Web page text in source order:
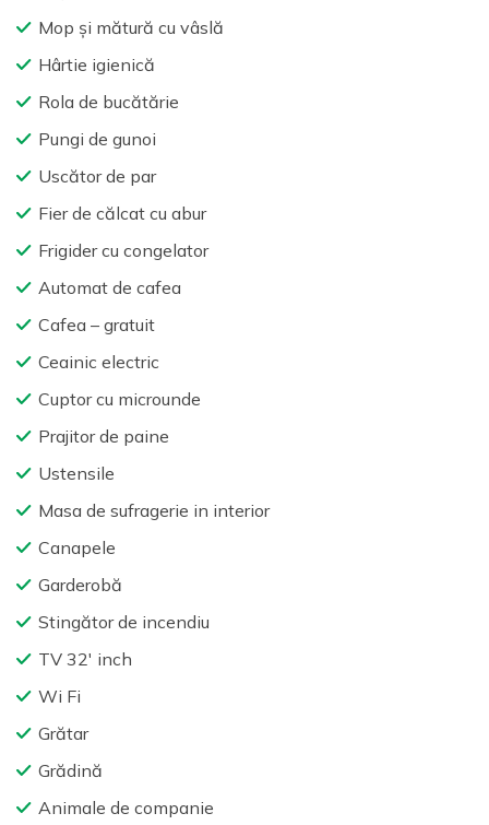
Mop și mătură cu vâslă
Hârtie igienică
Rola de bucătărie
Pungi de gunoi
Uscător de par
Fier de călcat cu abur
Frigider cu congelator
Automat de cafea
Cafea – gratuit
Ceainic electric
Cuptor cu microunde
Prajitor de paine
Ustensile
Masa de sufragerie in interior
Canapele
Garderobă
Stingător de incendiu
TV 32′ inch
Wi Fi
Grătar
Grădină
Animale de companie